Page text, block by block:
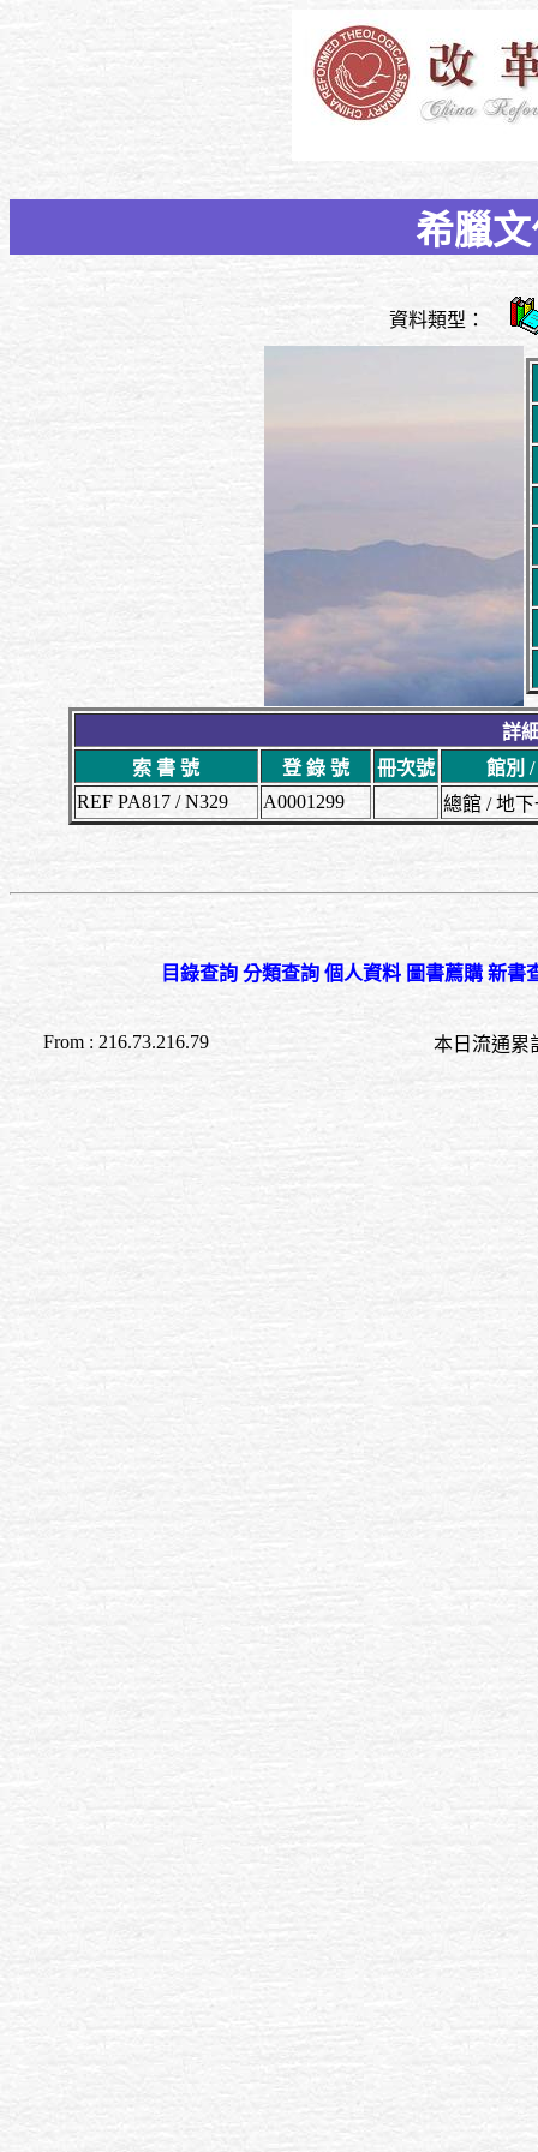
希臘
資料類型：
詳
索 書 號
登 錄 號 冊次號
館別
REF PA817 / N329
A0001299 總館 / 地
目錄查詢 分類查詢 個人資料 圖書薦購 新書
From : 216.73.216.79 本日流通累計